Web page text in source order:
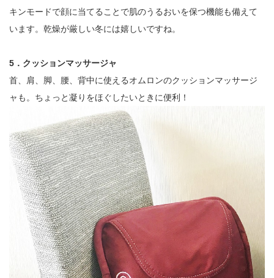
キンモードで顔に当てることで肌のうるおいを保つ機能も備えて
います。乾燥が厳しい冬には嬉しいですね。
5．クッションマッサージャ
首、肩、脚、腰、背中に使えるオムロンのクッションマッサージ
ャも。ちょっと凝りをほぐしたいときに便利！